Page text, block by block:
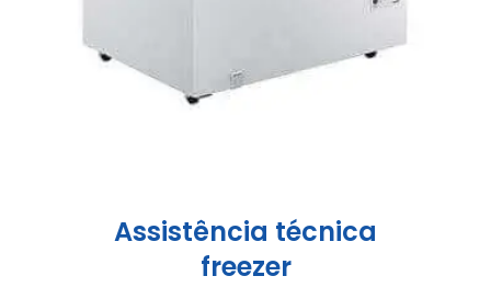
Assistência técnica
freezer